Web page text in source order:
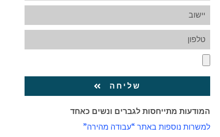
שליחה
המודעות מתייחסות לגברים ונשים כאחד
למשרות נוספות באתר “עבודה מהירה”